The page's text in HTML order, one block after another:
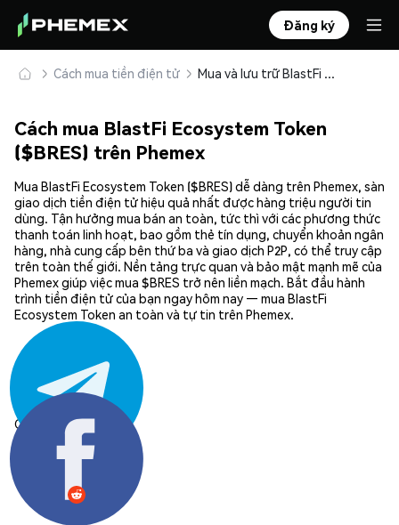
Đăng ký
Cách mua tiền điện tử Mua và lưu trữ BlastFi Ecosystem Token ($BRES) an toàn
Cách mua BlastFi Ecosystem Token
($BRES) trên Phemex
Mua BlastFi Ecosystem Token ($BRES) dễ dàng trên Phemex, sàn
giao dịch tiền điện tử hiệu quả nhất được hàng triệu người tin
dùng. Tận hưởng mua bán an toàn, tức thì với các phương thức
thanh toán linh hoạt, bao gồm thẻ tín dụng, chuyển khoản ngân
hàng, nhà cung cấp bên thứ ba và giao dịch P2P, có thể truy cập
trên toàn thế giới. Nền tảng trực quan và bảo mật mạnh mẽ của
Phemex giúp việc mua $BRES trở nên liền mạch. Bắt đầu hành
trình tiền điện tử của bạn ngay hôm nay — mua BlastFi
Ecosystem Token an toàn và tự tin trên Phemex.
Chia sẻ: